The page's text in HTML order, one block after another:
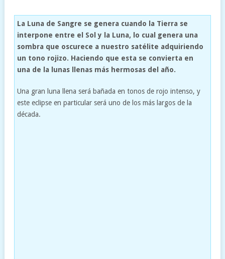
La Luna de Sangre se genera cuando la Tierra se
interpone entre el Sol y la Luna, lo cual genera una
sombra que oscurece a nuestro satélite adquiriendo
un tono rojizo. Haciendo que esta se convierta en
una de la lunas llenas más hermosas del año.
Una gran luna llena será bañada en tonos de rojo intenso, y
este eclipse en particular será uno de los más largos de la
década.